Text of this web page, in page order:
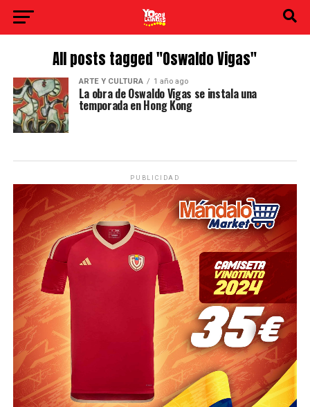
All posts tagged "Oswaldo Vigas"
ARTE Y CULTURA 1 año ago
La obra de Oswaldo Vigas se instala una
temporada en Hong Kong
PUBLICIDAD